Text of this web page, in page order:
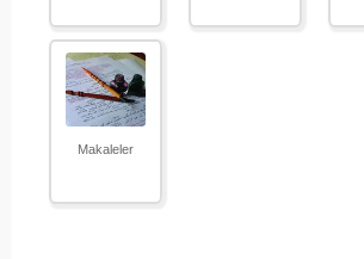
Makaleler